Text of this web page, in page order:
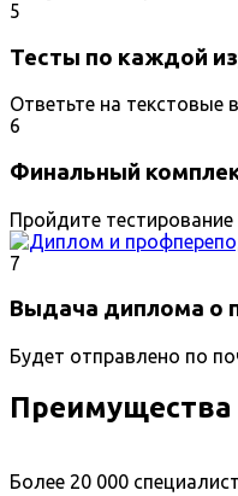
5
Тесты по каждой
Ответьте на текстовые
6
Финальный
Пройдите
7
Выдача диплома о
Будет отправлено по
Более 20 000